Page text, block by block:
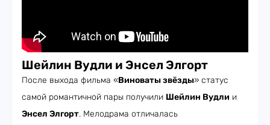
Шейлин Вудли и Энсел Элгорт
После выхода фильма «Виноваты звёзды» статус
самой романтичной пары получили Шейлин Вудли и
Энсел Элгорт. Мелодрама отличалась